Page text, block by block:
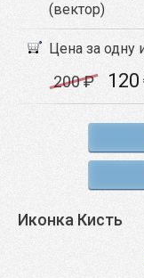
(вектор)
Цена за одну
200₽ 120
Иконка Кисть